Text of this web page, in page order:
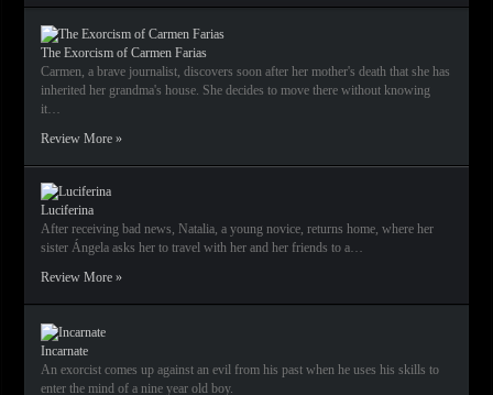
The Exorcism of Carmen Farias
Carmen, a brave journalist, discovers soon after her mother's death that she has
inherited her grandma's house. She decides to move there without knowing
it…
Review More »
Luciferina
After receiving bad news, Natalia, a young novice, returns home, where her
sister Ángela asks her to travel with her and her friends to a…
Review More »
Incarnate
An exorcist comes up against an evil from his past when he uses his skills to
enter the mind of a nine year old boy.